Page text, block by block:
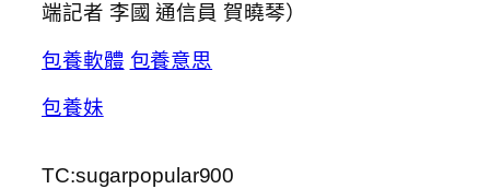
端記者 李國 通信員 賀曉琴）
包養軟體 包養意思
包養妹
TC:sugarpopular900